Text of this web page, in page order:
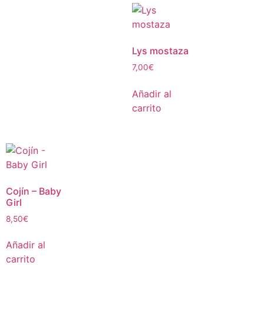
Lys mostaza
7,00€
Añadir al
carrito
Cojín – Baby
Girl
8,50€
Añadir al
carrito